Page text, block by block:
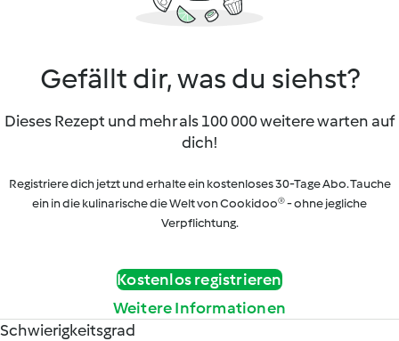
Gefällt dir, was du siehst?
Dieses Rezept und mehr als 100 000 weitere warten auf
dich!
Registriere dich jetzt und erhalte ein kostenloses 30-Tage Abo. Tauche
ein in die kulinarische die Welt von Cookidoo® - ohne jegliche
Verpflichtung.
Kostenlos registrieren
Weitere Informationen
Schwierigkeitsgrad